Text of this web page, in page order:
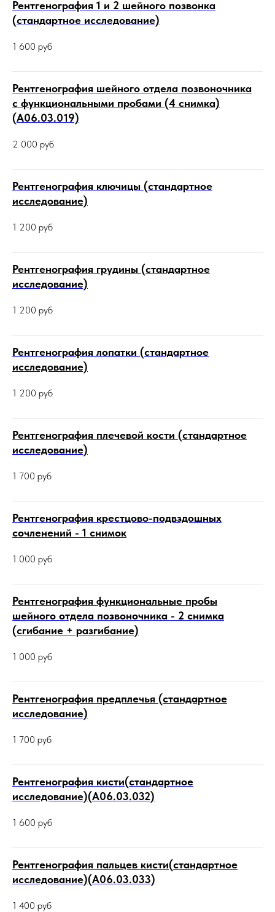
Рентгенография 1 и 2 шейного позвонка
(стандартное исследование)
1 600 руб
Рентгенография шейного отдела позвоночника
с функциональными пробами (4 снимка)
(А06.03.019)
2 000 руб
Рентгенография ключицы (стандартное
исследование)
1 200 руб
Рентгенография грудины (стандартное
исследование)
1 200 руб
Рентгенография лопатки (стандартное
исследование)
1 200 руб
Рентгенография плечевой кости (стандартное
исследование)
1 700 руб
Рентгенография крестцово-подвздошных
сочленений - 1 снимок
1 000 руб
Рентгенография функциональные пробы
шейного отдела позвоночника - 2 снимка
(сгибание + разгибание)
1 000 руб
Рентгенография предплечья (стандартное
исследование)
1 700 руб
Рентгенография кисти(стандартное
исследование)(А06.03.032)
1 600 руб
Рентгенография пальцев кисти(стандартное
исследование)(А06.03.033)
1 400 руб